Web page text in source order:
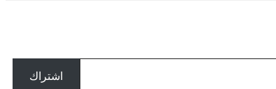
اشتراك